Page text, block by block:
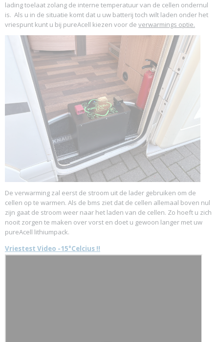
lading toelaat zolang de interne temperatuur van de cellen ondernul
is. Als u in de situatie komt dat u uw batterij toch wilt laden onder het
vriespunt kunt u bij pureAcell kiezen voor de verwarmings optie.
De verwarming zal eerst de stroom uit de lader gebruiken om de
cellen op te warmen. Als de bms ziet dat de cellen allemaal boven nul
zijn gaat de stroom weer naar het laden van de cellen. Zo hoeft u zich
nooit zorgen te maken over vorst en doet u gewoon langer met uw
pureAcell lithiumpack.
Vriestest Video -15°Celcius !!